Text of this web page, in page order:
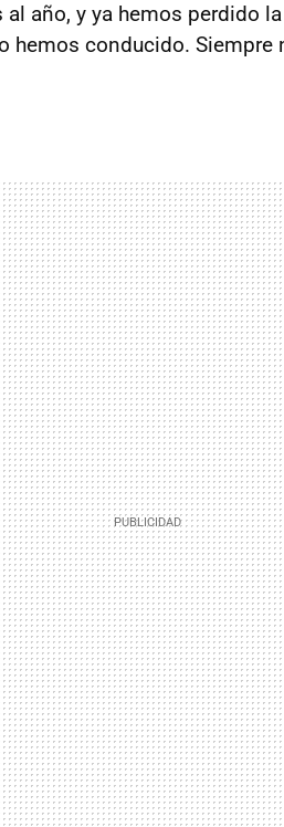
año, y ya hemos perdido
hemos conducido. Siempre